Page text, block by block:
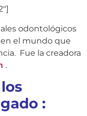
odontológicos
en el mundo que
Fue la creadora
.
: